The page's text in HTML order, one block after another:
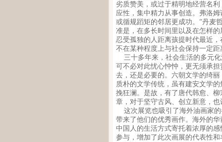
劣质赞美，或过于精明地经营名
应性，集中精力从事创造。弗洛
或循规蹈矩的邻居更成功。”丹麦
准是，在多长时间里以及在怎样
忍受孤独的人距离孩提时代最近
不在某种程度上与社会保持一定
三十多年来，社会生活的多元化
可不必对此忧心忡忡，更无须承
去，还是必要的。六朝文学的绮
质朴的文学传统，虽有建安文学
挽狂澜。是故，有了唐代韩愈、
章，对于坚守古风、创立新意，
这次展览也吸引了海外油画家的
带来了他们的优秀画作。海外的
中国人的生活方式寄托着浓厚的
参与，增加了此次画展的代表性